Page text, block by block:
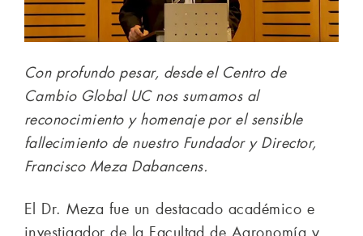
Con profundo pesar, desde el Centro de
Cambio Global UC nos sumamos al
reconocimiento y homenaje por el sensible
fallecimiento de nuestro Fundador y Director,
Francisco Meza Dabancens.
El Dr. Meza fue un destacado académico e